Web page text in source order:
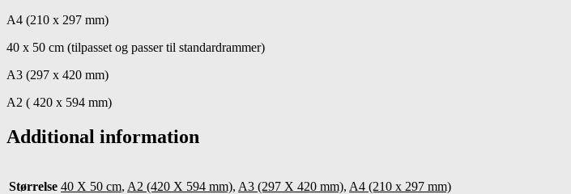
A4 (210 x 297 mm)
40 x 50 cm (tilpasset og passer til standardrammer)
A3 (297 x 420 mm)
A2 ( 420 x 594 mm)
Additional information
Størrelse 40 X 50 cm, A2 (420 X 594 mm), A3 (297 X 420 mm), A4 (210 x 297 mm)